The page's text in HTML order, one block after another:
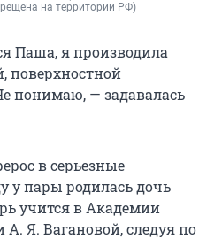
на территории РФ)
Паша, я производила
поверхностной
понимаю, — задавалась
в серьезные
у пары родилась дочь
учится в Академии
А. Я. Вагановой, следуя по